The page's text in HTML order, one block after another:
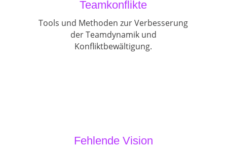
Teamkonflikte
Tools und Methoden zur Verbesserung
der Teamdynamik und
Konfliktbewältigung.
Fehlende Vision